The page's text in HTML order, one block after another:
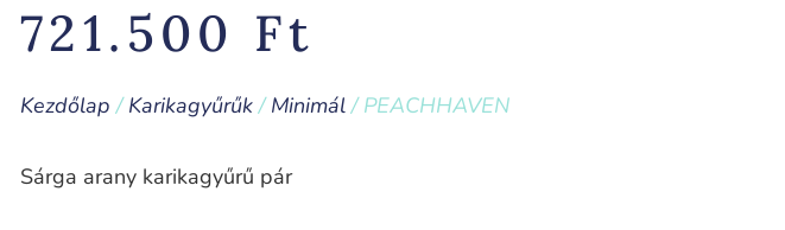
721.500 Ft
Kezdőlap /Karikagyűrűk/Minimál/ PEACHHAVEN
Sárga arany karikagyűrű pár